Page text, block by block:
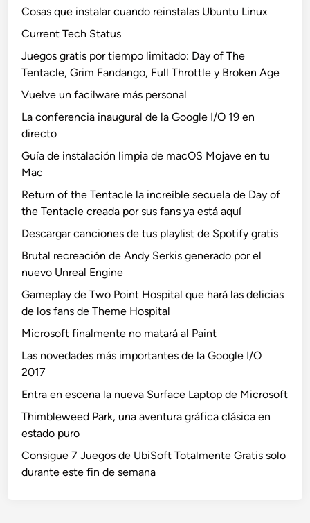
Cosas que instalar cuando reinstalas Ubuntu Linux
Current Tech Status
Juegos gratis por tiempo limitado: Day of The
Tentacle, Grim Fandango, Full Throttle y Broken Age
Vuelve un facilware más personal
La conferencia inaugural de la Google I/O 19 en
directo
Guía de instalación limpia de macOS Mojave en tu
Mac
Return of the Tentacle la increíble secuela de Day of
the Tentacle creada por sus fans ya está aquí
Descargar canciones de tus playlist de Spotify gratis
Brutal recreación de Andy Serkis generado por el
nuevo Unreal Engine
Gameplay de Two Point Hospital que hará las delicias
de los fans de Theme Hospital
Microsoft finalmente no matará al Paint
Las novedades más importantes de la Google I/O
2017
Entra en escena la nueva Surface Laptop de Microsoft
Thimbleweed Park, una aventura gráfica clásica en
estado puro
Consigue 7 Juegos de UbiSoft Totalmente Gratis solo
durante este fin de semana